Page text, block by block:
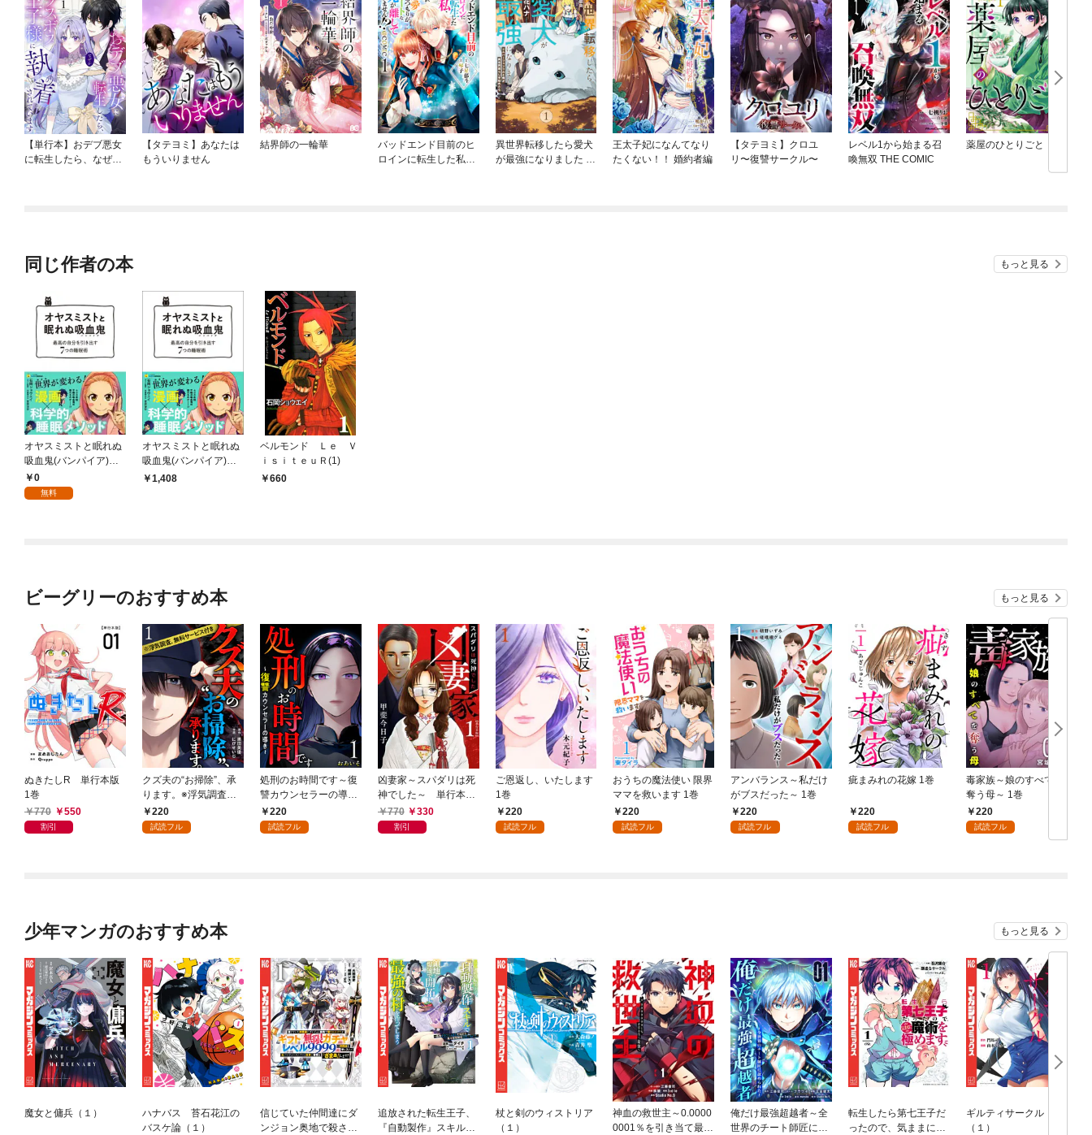
【単行本】おデブ悪女
に転生したら、なぜか
【タテヨミ】あなたは
もういりません
結界師の一輪華
バッドエンド目前のヒ
ロインに転生した私、
異世界転移したら愛犬
が最強になりました ～
王太子妃になんてなり
たくない！！ 婚約者編
【タテヨミ】クロユ
リ〜復讐サークル〜
レベル1から始まる召
喚無双 THE COMIC
薬屋のひとりごと
同じ作者の本 もっと見る
オヤスミストと眠れぬ
吸血鬼(バンパイア)―
最高の自分を引き出す
7つの睡眠術 (タメにな
0
無料
オヤスミストと眠れぬ
吸血鬼(バンパイア)―
最高の自分を引き出す
1,408
ベルモンド Ｌｅ Ｖ
ｉｓｉｔｅｕＲ(1)
660
ビーグリーのおすすめ本 もっと見る
ぬきたしR 単行本版
1巻
770
550
割引
クズ夫の“お掃除”、承
ります。※浮気調査、
無料サービス付き 1巻
220
試読フル
処刑のお時間です～復
讐カウンセラーの導き
～ 1巻
220
試読フル
凶妻家～スパダリは死
神でした～ 単行本版
1巻770 330
割引
ご恩返し、いたします
1巻
220
試読フル
おうちの魔法使い 限界
ママを救います 1巻
220
試読フル
アンバランス～私だけ
がブスだった～ 1巻
220
試読フル
疵まみれの花嫁 1巻
220
試読フル
毒家族～娘のすべてを
奪う母～ 1巻
220
試読フル
少年マンガのおすすめ本 もっと見る
魔女と傭兵（１）
ハナバス 苔石花江の
バスケ論（１）
信じていた仲間達にダ
ンジョン奥地で殺され
追放された転生王子、
『自動製作』スキルで
杖と剣のウィストリア
（１）
神血の救世主～0.0000
0001％を引き当て最強
俺だけ最強超越者～全
世界のチート師匠に認
転生したら第七王子だ
ったので、気ままに魔
ギルティサークル
（１）